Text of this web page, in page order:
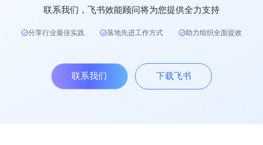
联系我们，飞书效能顾问将为您提供全力支持
分享行业最佳实践 落地先进工作方式 助力组织全面提效
联系我们 下载飞书